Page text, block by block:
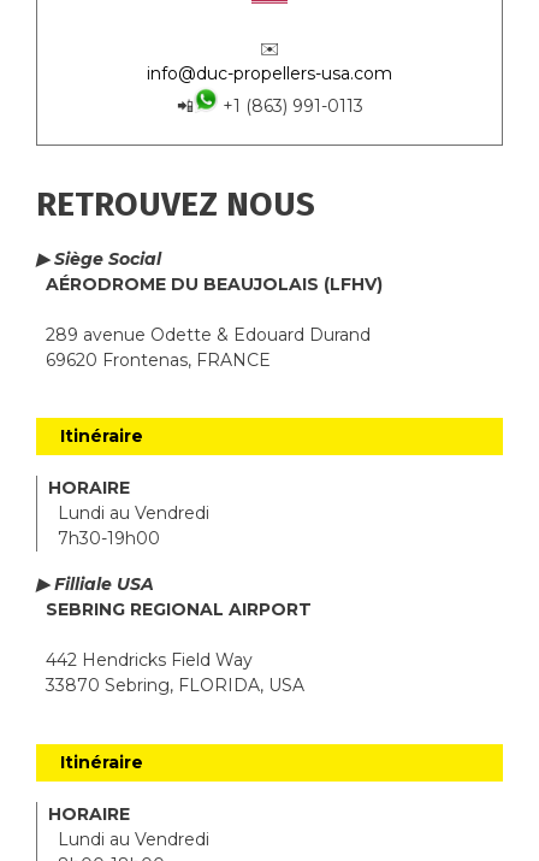
✉️
info@duc-propellers-usa.com
📲
+1 (863) 991-0113
RETROUVEZ NOUS
▶ Siège Social
AÉRODROME DU BEAUJOLAIS (LFHV)
289 avenue Odette & Edouard Durand
69620 Frontenas, FRANCE
Itinéraire
HORAIRE
Lundi au Vendredi
7h30-19h00
▶ Filliale USA
SEBRING REGIONAL AIRPORT
442 Hendricks Field Way
33870 Sebring, FLORIDA, USA
Itinéraire
HORAIRE
Lundi au Vendredi